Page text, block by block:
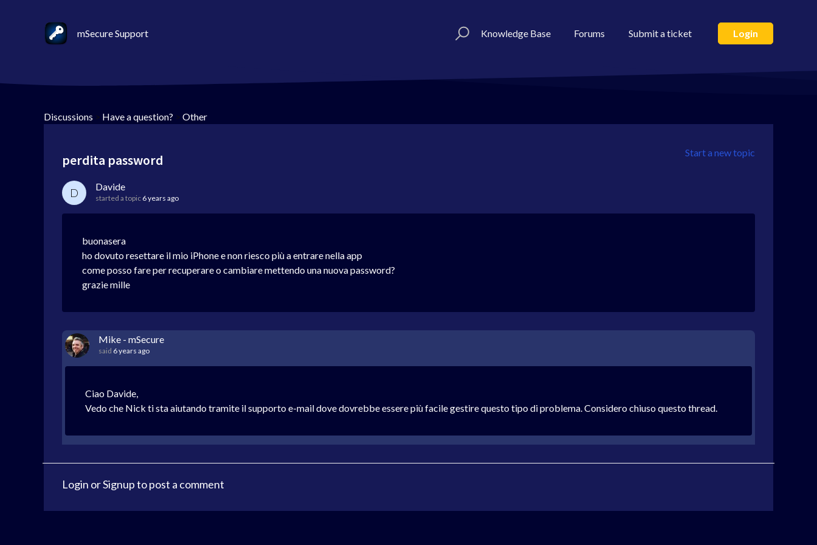
mSecure Support Knowledge Base Forums Submit a ticket Login
Discussions > Have a question? > Other
Start a new topic
perdita password
D Davide
started a topic 6 years ago
buonasera
ho dovuto resettare il mio iPhone e non riesco più a entrare nella app
come posso fare per recuperare o cambiare mettendo una nuova password?
grazie mille
Mike - mSecure
said 6 years ago
Ciao Davide,
Vedo che Nick ti sta aiutando tramite il supporto e-mail dove dovrebbe essere più facile gestire questo tipo di problema. Considero chiuso questo thread.
Login orSignupto post a comment